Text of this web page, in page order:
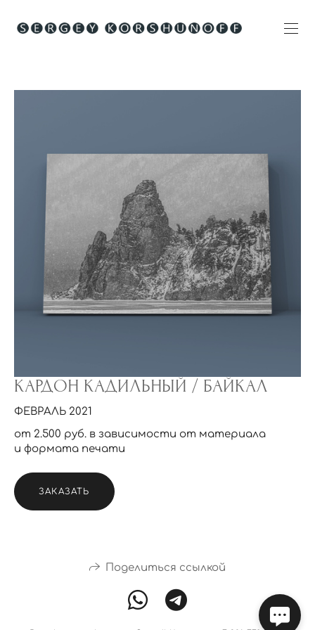
КАРДОН КАДИЛЬНЫЙ / БАЙКАЛ
ФЕВРАЛЬ 2021
от 2.500 руб. в зависимости от материала
и формата печати
ЗАКАЗАТЬ
Поделиться ссылкой